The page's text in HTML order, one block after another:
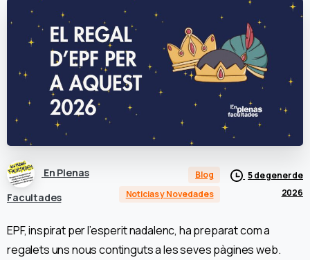
En Plenas
Facultades
Blog
Noticias y Novedades
5 de gener de
2026
EPF, inspirat per l’esperit nadalenc, ha preparat com a
regalets uns nous continguts a les seves pàgines web.